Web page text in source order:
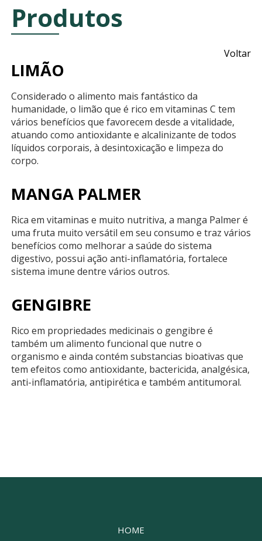
Produtos
Voltar
LIMÃO
Considerado o alimento mais fantástico da
humanidade, o limão que é rico em vitaminas C tem
vários benefícios que favorecem desde a vitalidade,
atuando como antioxidante e alcalinizante de todos
líquidos corporais, à desintoxicação e limpeza do
corpo.
MANGA PALMER
Rica em vitaminas e muito nutritiva, a manga Palmer é
uma fruta muito versátil em seu consumo e traz vários
benefícios como melhorar a saúde do sistema
digestivo, possui ação anti-inflamatória, fortalece
sistema imune dentre vários outros.
GENGIBRE
Rico em propriedades medicinais o gengibre é
também um alimento funcional que nutre o
organismo e ainda contém substancias bioativas que
tem efeitos como antioxidante, bactericida, analgésica,
anti-inflamatória, antipirética e também antitumoral.
HOME